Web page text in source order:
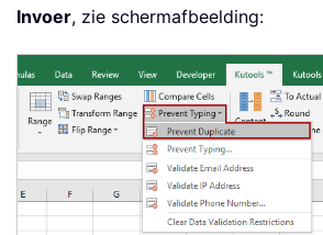
Invoer, zie schermafbeelding: